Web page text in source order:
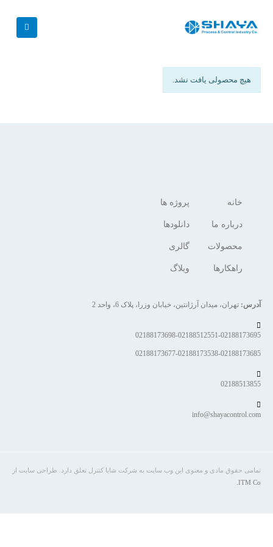
هیچ محصولی یافت نشد.
خانه
درباره ما
محصولات
راهکارها
پروژه ها
دانلودها
گالری
وبلاگ
آدرس: تهران، میدان آرژانتین، خیابان وزرا، پلاک 6، واحد 2
02188173698-02188512551-02188173695
02188173677-02188173538-02188173685
02188513855
info@shayacontrol.com
تمامی حقوق مادی و معنوی این وب سایت به شرکت شایا کنترل تعلق دارد. طراحی سایت از
ITM Co.